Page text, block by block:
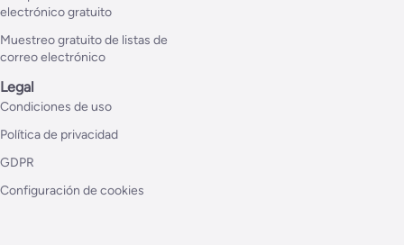
electrónico gratuito
Muestreo gratuito de listas de
correo electrónico
Legal
Condiciones de uso
Política de privacidad
GDPR
Configuración de cookies